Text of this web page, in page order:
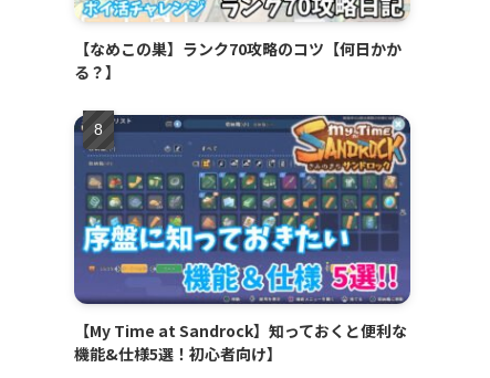
【なめこの巣】ランク70攻略のコツ【何日かか
る？】
【My Time at Sandrock】知っておくと便利な
機能&仕様5選！初心者向け】